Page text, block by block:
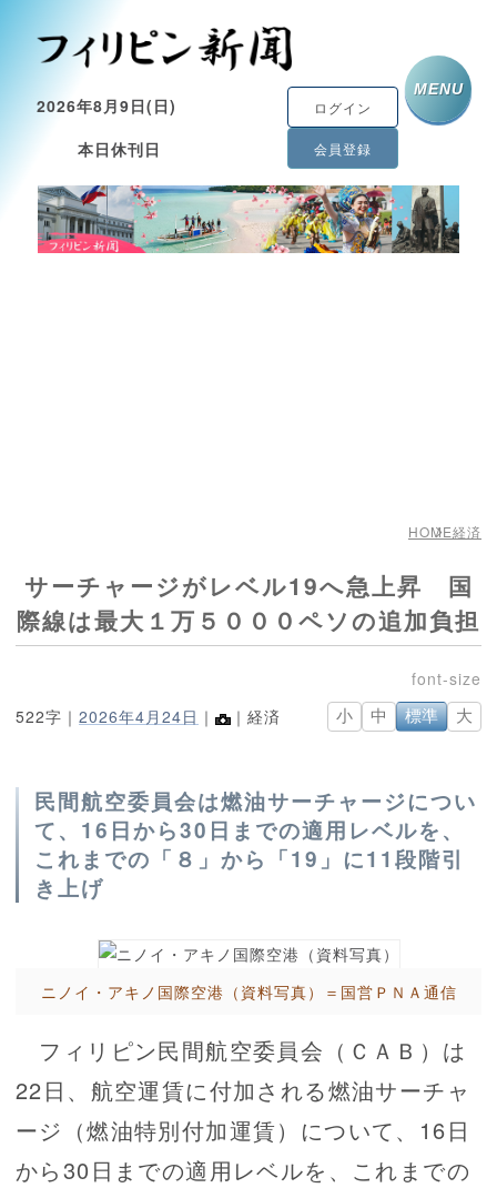
2026年8月9日(日)
本日休刊日
ログイン
会員登録
MENU
HOME経済
サーチャージがレベル19へ急上昇 国
際線は最大１万５０００ペソの追加負担
522字｜ 2026年4月24日 ｜ ｜経済 小 中 標準 大
民間航空委員会は燃油サーチャージについ
て、16日から30日までの適用レベルを、
これまでの「８」から「19」に11段階引
き上げ
ニノイ・アキノ国際空港（資料写真）＝国営ＰＮＡ通信
フィリピン民間航空委員会（ＣＡＢ）は
22日、航空運賃に付加される燃油サーチャ
ージ（燃油特別付加運賃）について、16日
から30日までの適用レベルを、これまでの